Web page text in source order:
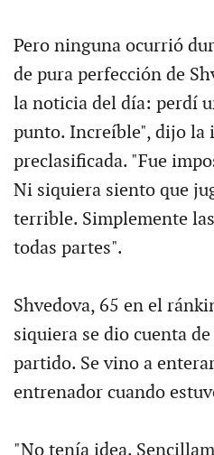
Pero ninguna ocurrió
de pura perfección de
la noticia del día: perdí
punto. Increíble", dijo la
preclasificada. "Fue
Ni siquiera siento que
terrible. Simplemente
todas partes".
Shvedova, 65 en el
siquiera se dio cuenta
partido. Se vino a
entrenador cuando
"No tenía idea.